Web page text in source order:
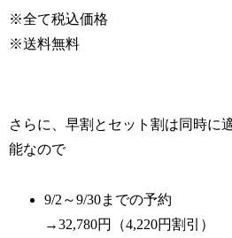
※全て税込価格
※送料無料
さらに、早割とセット割は同時に
能なので
9/2～9/30までの予約
→32,780円（4,220円割引）